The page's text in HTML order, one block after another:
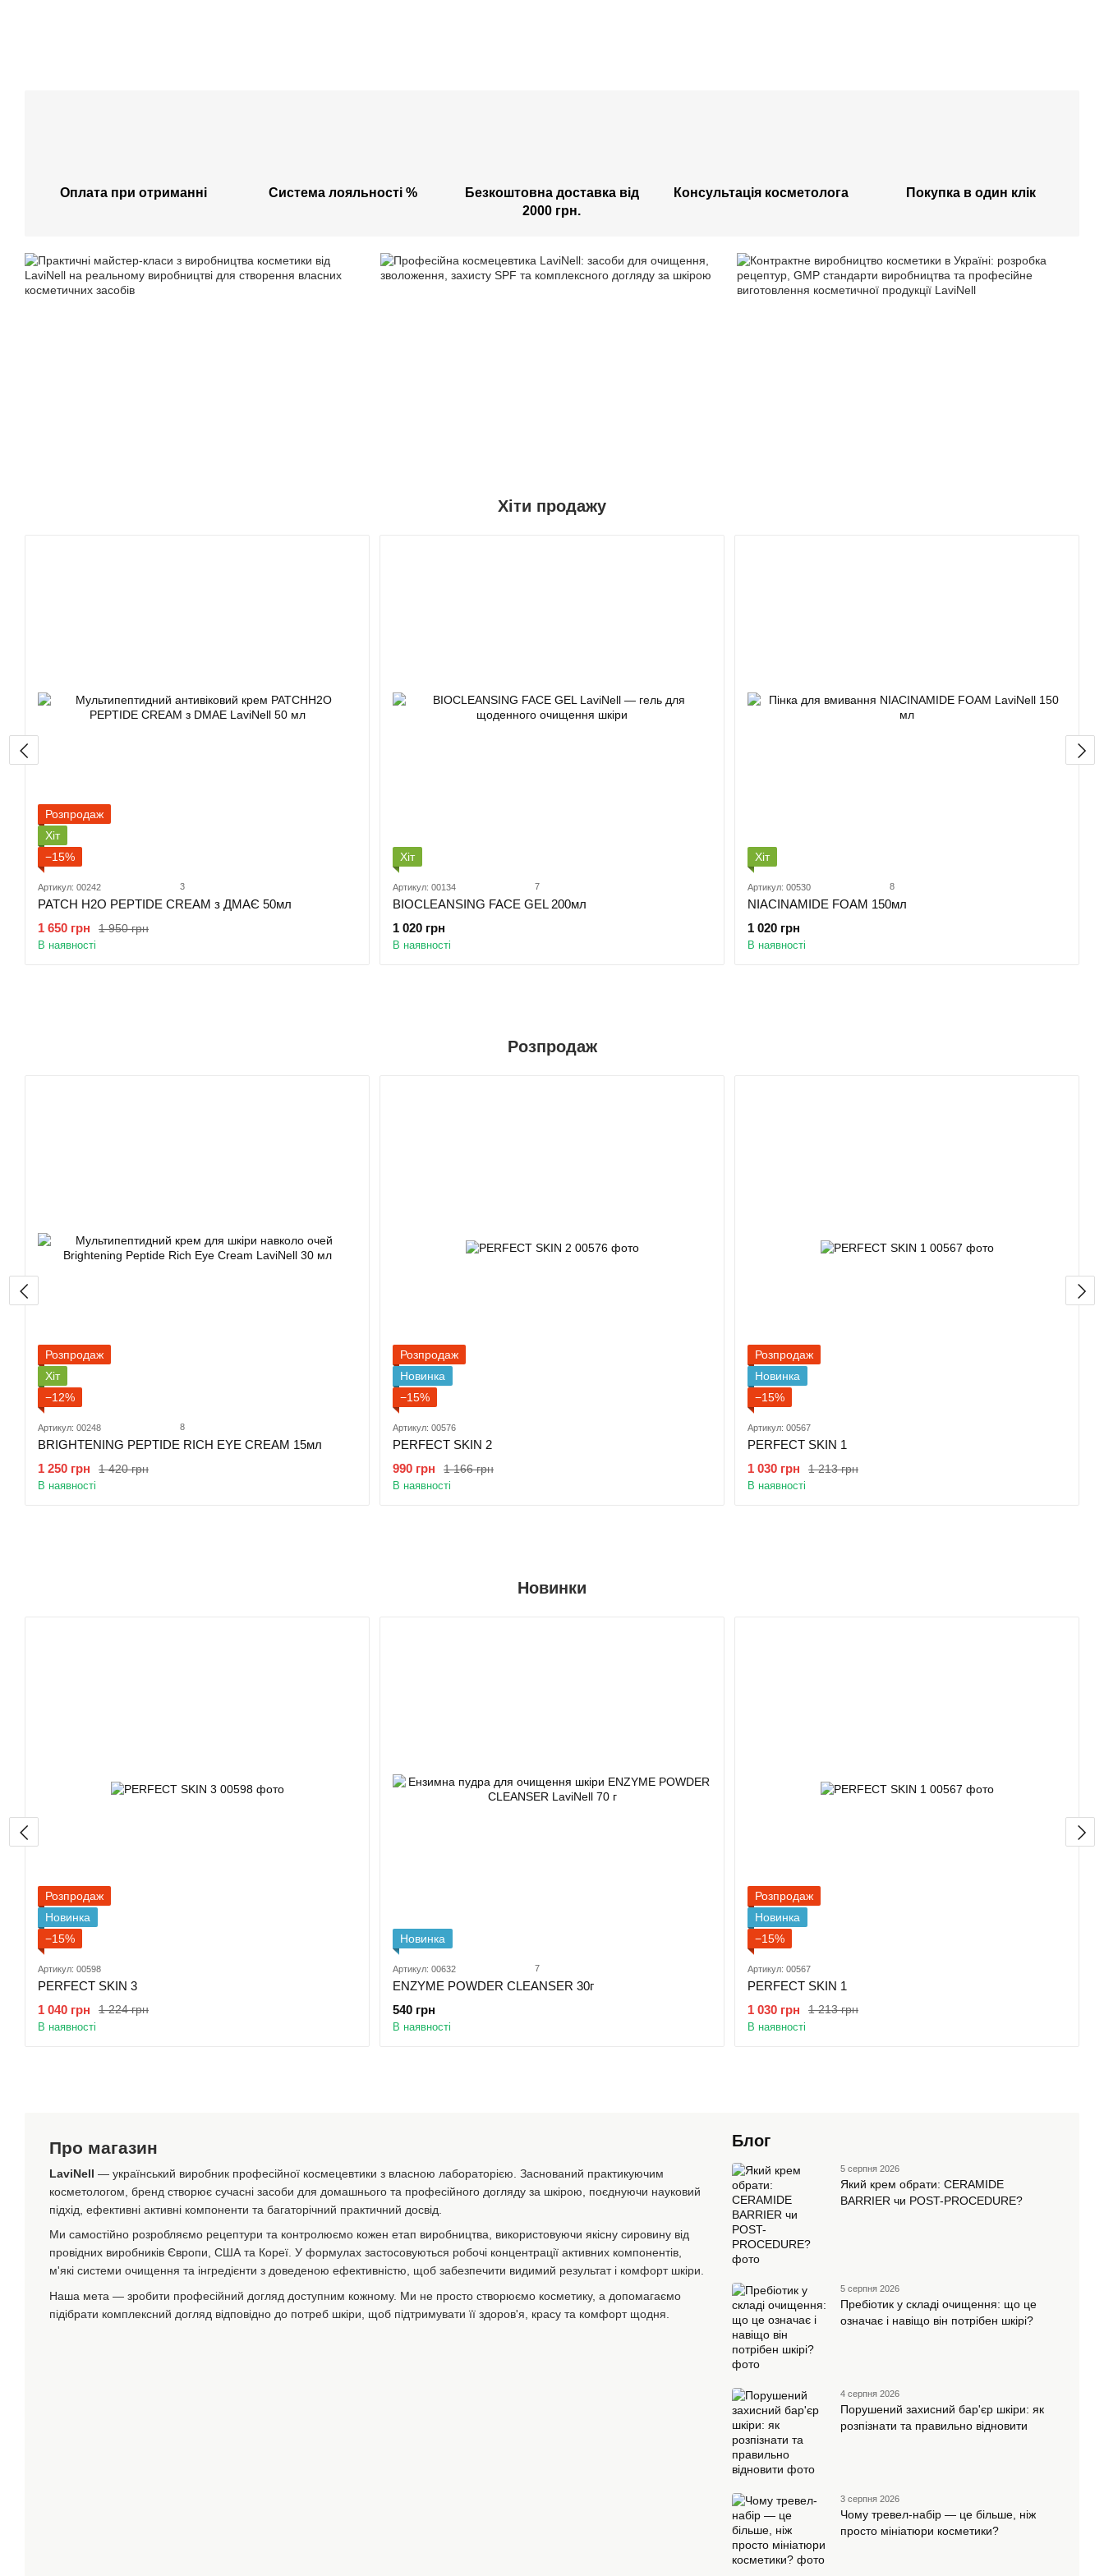
Оплата при отриманні Система лояльності %
Безкоштовна доставка від
2000 грн.
Консультація косметолога Покупка в один клік
Хіти продажу
Розпродаж
Хіт
−15%
Артикул: 00242 3
PATCH H2O PEPTIDE CREAM з ДМАЄ 50мл
1 950 грн
1 650 грн
В наявності
Хіт
Артикул: 00134 7
BIOCLEANSING FACE GEL 200мл
1 020 грн
В наявності
Хіт
Артикул: 00530 8
NIACINAMIDE FOAM 150мл
1 020 грн
В наявності
Розпродаж
Розпродаж
Хіт
−12%
Артикул: 00248 8
BRIGHTENING PEPTIDE RICH EYE CREAM 15мл
1 420 грн
1 250 грн
В наявності
Розпродаж
Новинка
−15%
Артикул: 00576
PERFECT SKIN 2
1 166 грн
990 грн
В наявності
Розпродаж
Новинка
−15%
Артикул: 00567
PERFECT SKIN 1
1 213 грн
1 030 грн
В наявності
Новинки
Розпродаж
Новинка
−15%
Артикул: 00598
PERFECT SKIN 3
1 224 грн
1 040 грн
В наявності
Новинка
Артикул: 00632 7
ENZYME POWDER CLEANSER 30г
540 грн
В наявності
Розпродаж
Новинка
−15%
Артикул: 00567
PERFECT SKIN 1
1 213 грн
1 030 грн
В наявності
Про магазин
LaviNell — український виробник професійної космецевтики з власною лабораторією. Заснований практикуючим
косметологом, бренд створює сучасні засоби для домашнього та професійного догляду за шкірою, поєднуючи науковий
підхід, ефективні активні компоненти та багаторічний практичний досвід.
Ми самостійно розробляємо рецептури та контролюємо кожен етап виробництва, використовуючи якісну сировину від
провідних виробників Європи, США та Кореї. У формулах застосовуються робочі концентрації активних компонентів,
м'які системи очищення та інгредієнти з доведеною ефективністю, щоб забезпечити видимий результат і комфорт шкіри.
Наша мета — зробити професійний догляд доступним кожному. Ми не просто створюємо косметику, а допомагаємо
підібрати комплексний догляд відповідно до потреб шкіри, щоб підтримувати її здоров'я, красу та комфорт щодня.
Блог
5 серпня 2026
Який крем обрати: CERAMIDE
BARRIER чи POST-PROCEDURE?
5 серпня 2026
Пребіотик у складі очищення: що це
означає і навіщо він потрібен шкірі?
4 серпня 2026
Порушений захисний бар'єр шкіри: як
розпізнати та правильно відновити
3 серпня 2026
Чому тревел-набір — це більше, ніж
просто мініатюри косметики?